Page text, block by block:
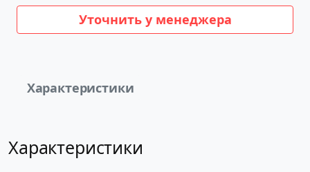
Уточнить у менеджера
Характеристики
Характеристики